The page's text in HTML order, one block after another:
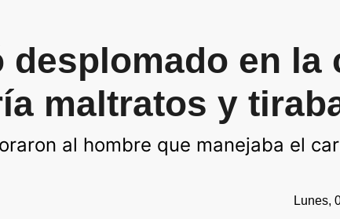
desplomado en la
maltratos y
al hombre que manejaba el
Lunes,